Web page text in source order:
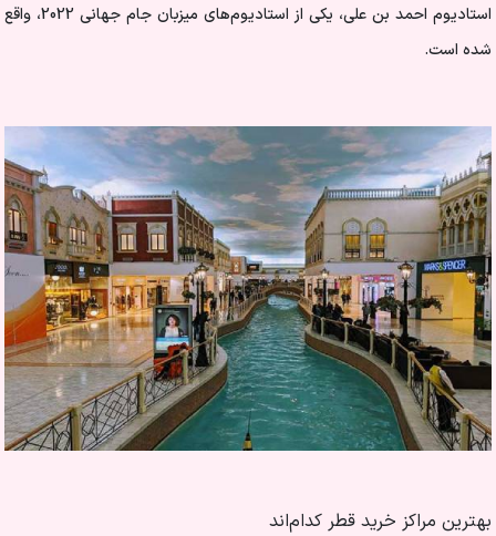
استادیوم احمد بن علی، یکی از استادیوم‌های میزبان جام جهانی 2022، واقع
شده است.
بهترین مراکز خرید قطر کدام‌اند